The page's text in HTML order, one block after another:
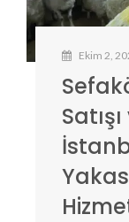
Ekim 2,